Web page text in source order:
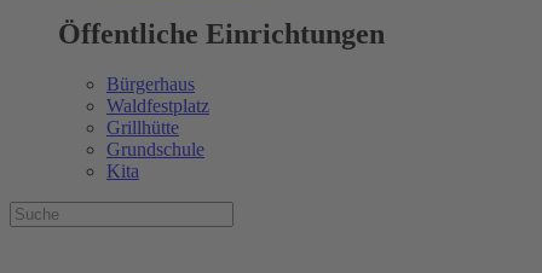
Öffentliche Einrichtungen
Bürgerhaus
Waldfestplatz
Grillhütte
Grundschule
Kita